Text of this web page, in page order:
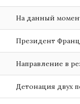
На данный
Президент
Направление в
Детонация двух